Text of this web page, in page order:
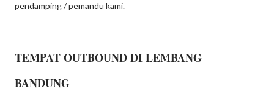
pendamping / pemandu kami.
TEMPAT OUTBOUND DI LEMBANG
BANDUNG